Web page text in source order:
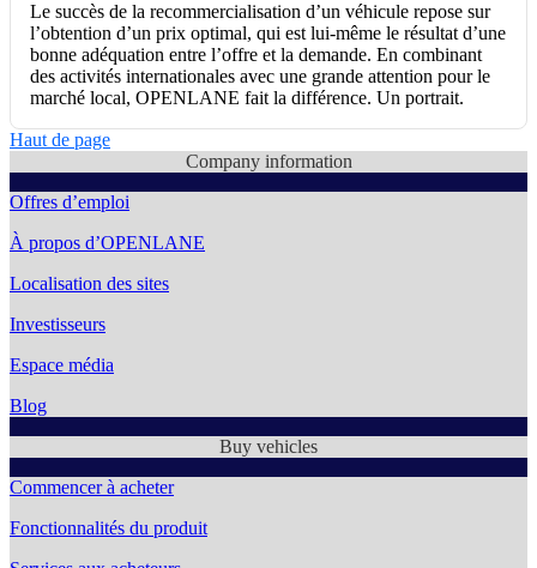
Le succès de la recommercialisation d’un véhicule repose sur
l’obtention d’un prix optimal, qui est lui-même le résultat d’une
bonne adéquation entre l’offre et la demande. En combinant
des activités internationales avec une grande attention pour le
marché local, OPENLANE fait la différence. Un portrait.
Haut de page
Company information
Offres d’emploi
À propos d’OPENLANE
Localisation des sites
Investisseurs
Espace média
Blog
Buy vehicles
Commencer à acheter
Fonctionnalités du produit